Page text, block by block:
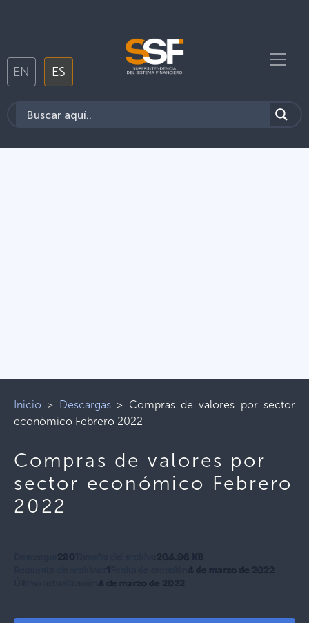
EN ES
Inicio > Descargas> Compras de valores por sector
económico Febrero 2022
Compras de valores por
sector económico Febrero
2022
290
204.96 KB
1
4 de marzo de 2022
4 de marzo de 2022